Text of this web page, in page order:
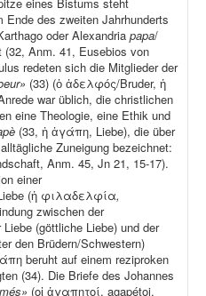
des zweiten Jahrhunderts
oder Alexandria papa/
(32, Anm. 41, Eusebios von
redeten sich die Mitglieder der
(33) (ὁ ἀδελφός/Bruder, ἡ
war üblich, die christlichen
eine Theologie, eine Ethik und
(33, ἡ ἀγάπη, Liebe), die über
Zuneigung bezeichnet:
Anm. 45, Jn 21, 15-17).
einer
(ἡ φιλαδελφία,
zwischen der
(göttliche Liebe) und der
den Brüdern/Schwestern)
beruht auf einem reziproken
(34). Die Briefe des Johannes
(οἱ ἀγαπητοί, agapétoi,